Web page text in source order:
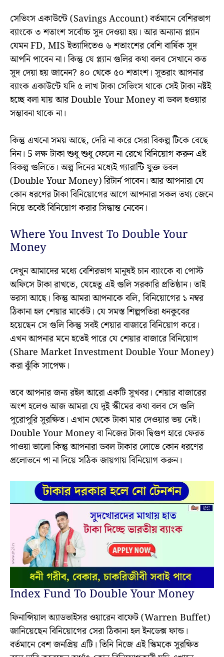
সেভিংস একাউন্টে (Savings Account) বর্তমানে বেশিরভাগ
ব্যাংকে ৩ শতাংশ সর্বোচ্চ সুদ দেওয়া হয়। আর অন্যান্য প্ল্যান
যেমন FD, MIS ইত্যাদিতেও ৬ শতাংশের বেশি বার্ষিক সুদ
আপনি পাবেন না। কিন্তু যে প্ল্যান গুলির কথা বলব সেখানে কত
সুদ দেয়া হয় জানেন? ৪০ থেকে ৫০ শতাংশ। সুতরাং আপনার
ব্যাংক একাউন্টে যদি ৫ লাখ টাকা সেভিংস থাকে সেই টাকা নষ্টই
হচ্ছে বলা যায় আর Double Your Money বা ডবল হওয়ার
সম্ভাবনা থাকে না।
কিন্তু এখনো সময় আছে, দেরি না করে সেরা বিকল্প টিকে বেছে
নিন। 5 লক্ষ টাকা শুধু শুধু ফেলে না রেখে বিনিয়োগ করুন এই
বিকল্প গুলিতে। অল্প দিনের মধ্যেই গ্যারান্টি যুক্ত ডবল
(Double Your Money) রিটার্ন পাবেন। আর আপনারা যে
কোন ধরণের টাকা বিনিয়োগের আগে আপনারা সকল তথ্য জেনে
নিয়ে তবেই বিনিয়োগ করার সিদ্ধান্ত নেবেন।
Where You Invest To Double Your
Money
দেখুন আমাদের মধ্যে বেশিরভাগ মানুষই চান ব্যাংকে বা পোস্ট
অফিসে টাকা রাখতে, যেহেতু এই গুলি সরকারি প্রতিষ্ঠান। তাই
ভরসা আছে। কিন্তু আমরা আপনাকে বলি, বিনিয়োগের ১ নম্বর
ঠিকানা হল শেয়ার মার্কেট। যে সমস্ত শিল্পপতিরা ধনকুবের
হয়েছেন সে গুলি কিন্তু সবই শেয়ার বাজারে বিনিয়োগ করে।
এখন আপনার মনে হতেই পারে যে শেয়ার বাজারে বিনিয়োগ
(Share Market Investment Double Your Money)
করা ঝুঁকি সাপেক্ষ।
তবে আপনার জন্য রইল আরো একটি সুখবর। শেয়ার বাজারের
অংশ হলেও আজ আমরা যে দুই স্কীমের কথা বলব সে গুলি
পুরোপুরি সুরক্ষিত। এখান থেকে টাকা মার দেওয়ার ভয় নেই।
Double Your Money বা নিজের টাকা দ্বিগুণ হারে ফেরত
পাওয়া ভালো কিন্তু আপনারা ডবল টাকার লোভে কোন ধরণের
প্রলোভনে পা না দিয়ে সঠিক জায়গায় বিনিয়োগ করুন।
Index Fund To Double Your Money
ফিনান্সিয়াল অ্যাডভাইসর ওয়ারেন বাফেট (Warren Buffet)
জানিয়েছেন বিনিয়োগের সেরা ঠিকানা হল ইনডেক্স ফান্ড।
বর্তমানে বেশ জনপ্রিয় এটি। তিনি নিজে এই স্কিমকে সুরক্ষিত